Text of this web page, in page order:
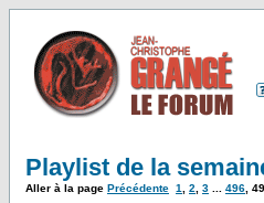
Playlist de la
Aller à la page Précédente 1 2 3 496